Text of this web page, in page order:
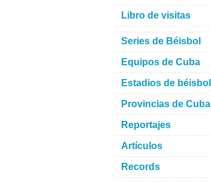
Libro de visitas
Series de Béisbol
Equipos de Cuba
Estadios de béisbol
Provincias de Cuba
Reportajes
Artículos
Records